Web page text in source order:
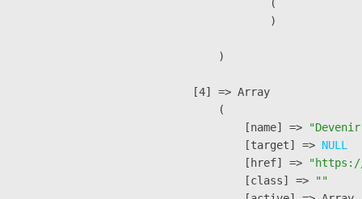
                (
                )
        )
    [4] => Array
        (
            [name] =>
"Devenir
            [target] =>
NULL
            [href] =>
"https://
            [class] =>
""